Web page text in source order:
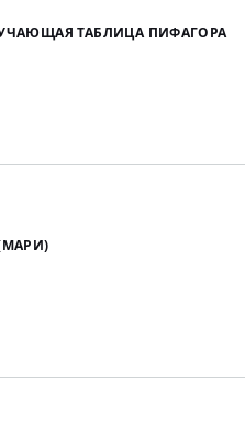
ТАБЛИЦА ПИФАГОРА